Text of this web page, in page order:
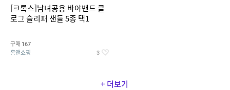
[크록스]남녀공용 바야밴드 클
로그 슬리퍼 샌들 5종 택1
구매 167
홈앤쇼핑 3
+ 더보기